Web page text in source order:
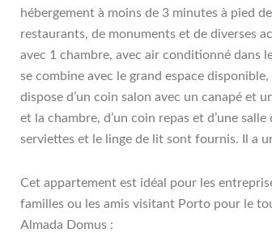
hébergement à moins de 3 minutes à pied
restaurants, de monuments et de diverses
avec 1 chambre, avec air conditionné dans
se combine avec le grand espace
dispose d’un coin salon avec un canapé et
et la chambre, d’un coin repas et d’une
serviettes et le linge de lit sont fournis. Il a
Cet appartement est idéal pour les
familles ou les amis visitant Porto pour le
Almada Domus :